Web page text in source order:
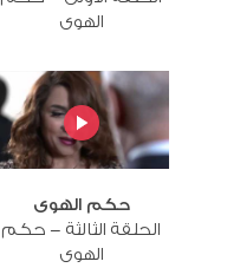
الهوى
حكم الهوى
الحلقة الثالثة - حكم
الهوى